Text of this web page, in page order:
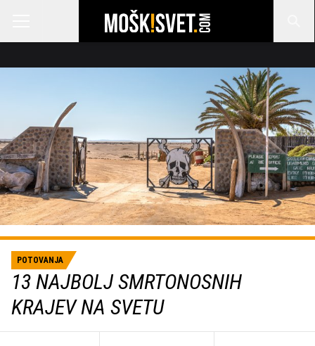
POTOVANJA
13 NAJBOLJ SMRTONOSNIH
KRAJEV NA SVETU